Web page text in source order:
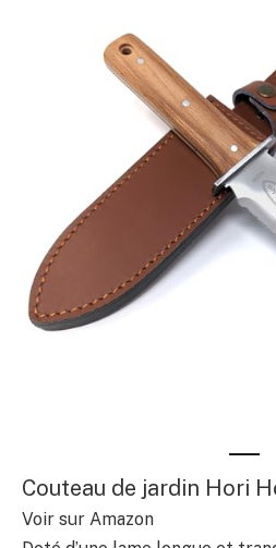
Couteau de jardin Hori
Voir sur Amazon